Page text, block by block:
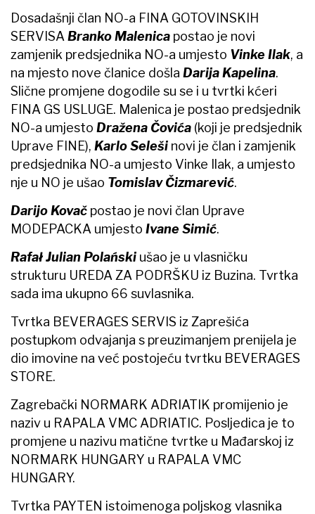
Dosadašnji član NO-a FINA GOTOVINSKIH
SERVISA Branko Malenica postao je novi
zamjenik predsjednika NO-a umjesto Vinke Ilak, a
na mjesto nove članice došla Darija Kapelina.
Slične promjene dogodile su se i u tvrtki kćeri
FINA GS USLUGE. Malenica je postao predsjednik
NO-a umjesto Dražena Čovića (koji je predsjednik
Uprave FINE), Karlo Seleši novi je član i zamjenik
predsjednika NO-a umjesto Vinke Ilak, a umjesto
nje u NO je ušao Tomislav Čizmarević.
Darijo Kovač postao je novi član Uprave
MODEPACKA umjesto Ivane Simić.
Rafał Julian Polański ušao je u vlasničku
strukturu UREDA ZA PODRŠKU iz Buzina. Tvrtka
sada ima ukupno 66 suvlasnika.
Tvrtka BEVERAGES SERVIS iz Zaprešića
postupkom odvajanja s preuzimanjem prenijela je
dio imovine na već postojeću tvrtku BEVERAGES
STORE.
Zagrebački NORMARK ADRIATIK promijenio je
naziv u RAPALA VMC ADRIATIC. Posljedica je to
promjene u nazivu matične tvrtke u Mađarskoj iz
NORMARK HUNGARY u RAPALA VMC
HUNGARY.
Tvrtka PAYTEN istoimenoga poljskog vlasnika